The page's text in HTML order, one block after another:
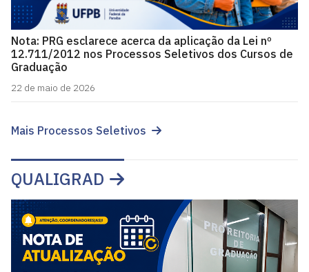
Nota: PRG esclarece acerca da aplicação da Lei nº
12.711/2012 nos Processos Seletivos dos Cursos de
Graduação
22 de maio de 2026
Mais Processos Seletivos
QUALIGRAD